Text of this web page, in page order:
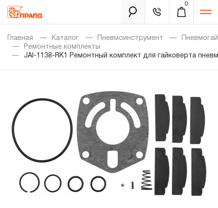
0
Каталог
Золотая лихорадка
Распродажа
Уцененный товар
О нас
Новости
Забыли пароль?
Главная Каталог Пневмоинструмент
Ремонтные комплекты
JAI-1138-RK1 Ремонтный комплект для гайковерта